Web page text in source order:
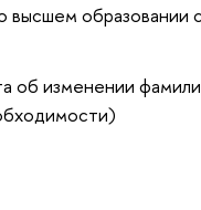
высшем образовании с
об изменении